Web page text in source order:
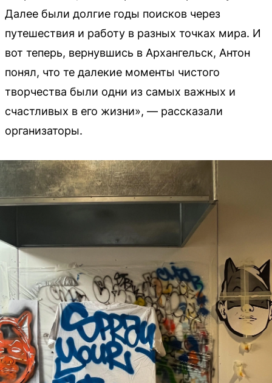
Далее были долгие годы поисков через
путешествия и работу в разных точках мира. И
вот теперь, вернувшись в Архангельск, Антон
понял, что те далекие моменты чистого
творчества были одни из самых важных и
счастливых в его жизни», — рассказали
организаторы.